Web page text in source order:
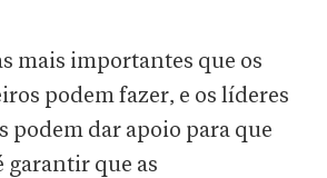
mais importantes que os
podem fazer, e os líderes
podem dar apoio para que
garantir que as